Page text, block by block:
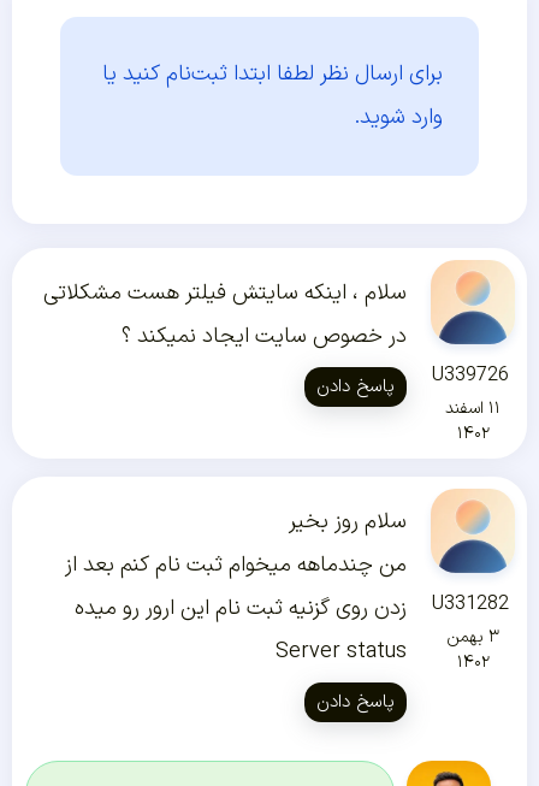
برای ارسال نظر لطفا ابتدا ثبت‌نام کنید یا
وارد شوید.
U339726
۱۱ اسفند
۱۴۰۲
سلام ، اینکه سایتش فیلتر هست مشکلاتی
در خصوص سایت ایجاد نمیکند ؟
پاسخ دادن
U331282
۳ بهمن
۱۴۰۲
سلام روز بخیر
من چندماهه میخوام ثبت نام کنم بعد از
زدن روی گزنیه ثبت نام این ارور رو میده
Server status
پاسخ دادن